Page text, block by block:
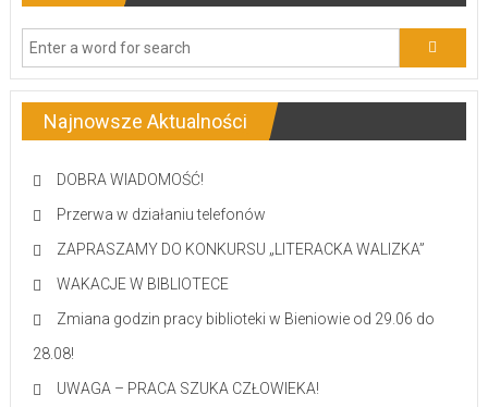
Najnowsze Aktualności
DOBRA WIADOMOŚĆ!
Przerwa w działaniu telefonów
ZAPRASZAMY DO KONKURSU „LITERACKA WALIZKA”
WAKACJE W BIBLIOTECE
Zmiana godzin pracy biblioteki w Bieniowie od 29.06 do
28.08!
UWAGA – PRACA SZUKA CZŁOWIEKA!